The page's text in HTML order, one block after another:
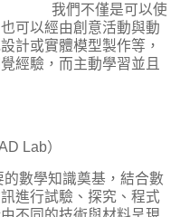
我們不僅是可以使
可以經由創意活動與動
計或實體模型製作等，
經驗，而主動學習並且
Lab）
數學知識奠基，結合數
進行試驗、探究、程式